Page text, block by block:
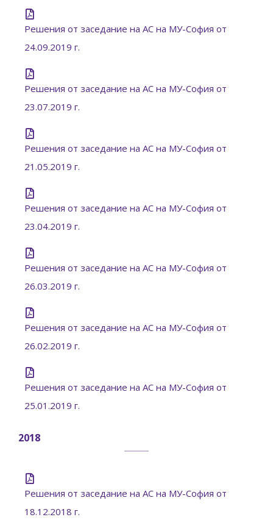
Решения от заседание на АС на МУ-София от
24.09.2019 г.
Решения от заседание на АС на МУ-София от
23.07.2019 г.
Решения от заседание на АС на МУ-София от
21.05.2019 г.
Решения от заседание на АС на МУ-София от
23.04.2019 г.
Решения от заседание на АС на МУ-София от
26.03.2019 г.
Решения от заседание на АС на МУ-София от
26.02.2019 г.
Решения от заседание на АС на МУ-София от
25.01.2019 г.
2018
Решения от заседание на АС на МУ-София от
18.12.2018 г.